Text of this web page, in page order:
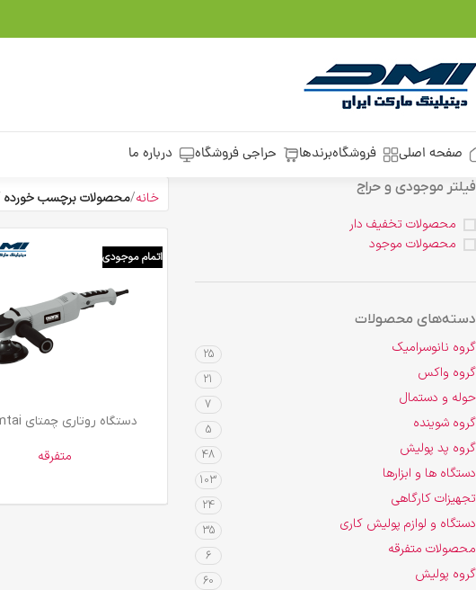
صفحه اصلی فروشگاهبرندها حراجی فروشگاه درباره ما
فیلتر موجودی و حراج
محصولات تخفیف دار
محصولات موجود
دسته‌های محصولات
گروه نانوسرامیک 25
گروه واکس 21
حوله و دستمال 7
گروه شوینده 5
گروه پد پولیش 48
دستگاه ها و ابزارها 103
تجهیزات کارگاهی 24
دستگاه و لوازم پولیش کاری 35
محصولات متفرقه 6
گروه پولیش 60
خانه محصولات برچسب خورده
اتمام موجودی
اطلاعات بیشتر
دستگاه روتاری چمتای Chemtai
متفرقه